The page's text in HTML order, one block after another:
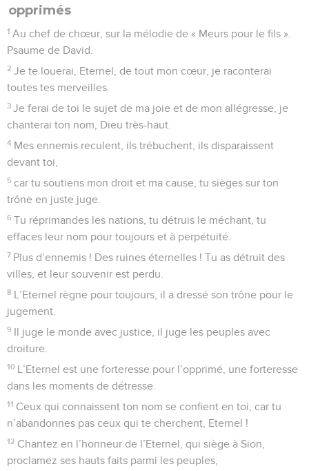
opprimés
1 Au chef de chœur, sur la mélodie de « Meurs pour le fils ».
Psaume de David.
2 Je te louerai, Eternel, de tout mon cœur, je raconterai
toutes tes merveilles.
3 Je ferai de toi le sujet de ma joie et de mon allégresse, je
chanterai ton nom, Dieu très-haut.
4 Mes ennemis reculent, ils trébuchent, ils disparaissent
devant toi,
5 car tu soutiens mon droit et ma cause, tu sièges sur ton
trône en juste juge.
6 Tu réprimandes les nations, tu détruis le méchant, tu
effaces leur nom pour toujours et à perpétuité.
7 Plus d’ennemis ! Des ruines éternelles ! Tu as détruit des
villes, et leur souvenir est perdu.
8 L’Eternel règne pour toujours, il a dressé son trône pour le
jugement.
9 Il juge le monde avec justice, il juge les peuples avec
droiture.
10 L’Eternel est une forteresse pour l’opprimé, une forteresse
dans les moments de détresse.
11 Ceux qui connaissent ton nom se confient en toi, car tu
n’abandonnes pas ceux qui te cherchent, Eternel !
12 Chantez en l’honneur de l’Eternel, qui siège à Sion,
proclamez ses hauts faits parmi les peuples,